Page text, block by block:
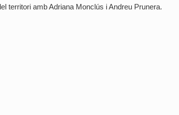
territori amb Adriana Monclús i Andreu Prunera.